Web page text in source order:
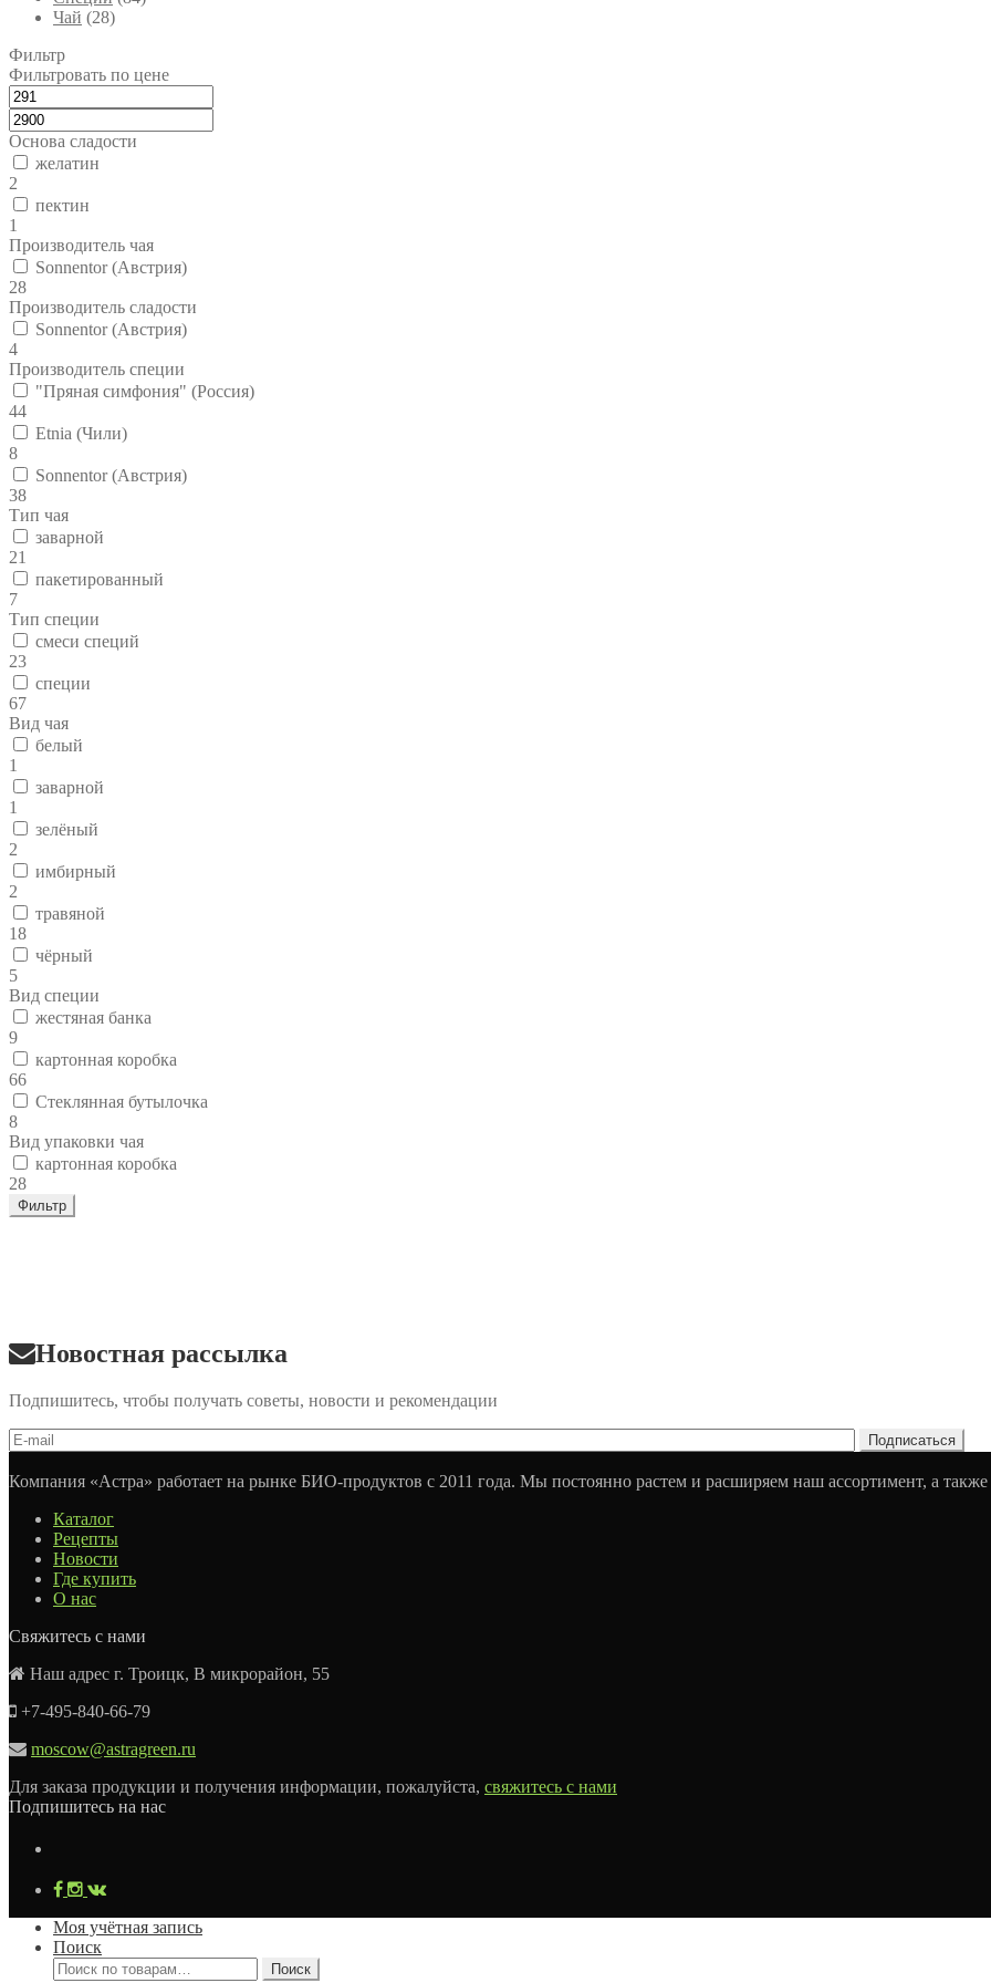
Чай (28)
Фильтр
Фильтровать по цене
Основа сладости
желатин
2
пектин
1
Производитель чая
Sonnentor (Австрия)
28
Производитель сладости
Sonnentor (Австрия)
4
Производитель специи
"Пряная симфония" (Россия)
44
Etnia (Чили)
8
Sonnentor (Австрия)
38
Тип чая
заварной
21
пакетированный
7
Тип специи
смеси специй
23
специи
67
Вид чая
белый
1
заварной
1
зелёный
2
имбирный
2
травяной
18
чёрный
5
Вид специи
жестяная банка
9
картонная коробка
66
Стеклянная бутылочка
8
Вид упаковки чая
картонная коробка
28
Фильтр
Новостная рассылка
Подпишитесь, чтобы получать советы, новости и рекомендации
Компания «Астра» работает на рынке БИО-продуктов с 2011 года. Мы постоянно растем и расширяем наш ассортимент, а
Каталог
Рецепты
Новости
Где купить
О нас
Свяжитесь с нами
Наш адрес г. Троицк, В микрорайон, 55
+7-495-840-66-79
moscow@astragreen.ru
Для заказа продукции и получения информации, пожалуйста, свяжитесь с нами
Подпишитесь на нас
Моя учётная запись
Поиск
Искать:
Поиск